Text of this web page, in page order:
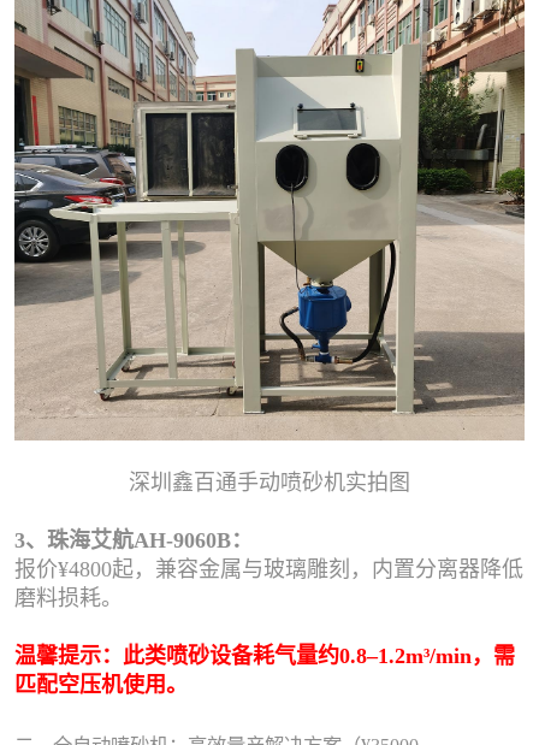
深圳鑫百通手动喷砂机实拍图
3、珠海艾航AH-9060B：
报价¥4800起，兼容金属与玻璃雕刻，内置分离器降低
磨料损耗。
温馨提示：此类喷砂设备耗气量约0.8–1.2m³/min，需
匹配空压机使用。